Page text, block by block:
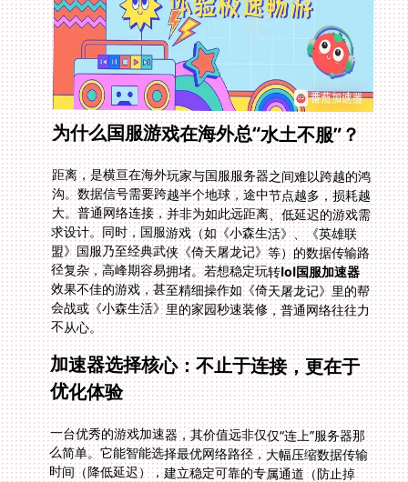
为什么国服游戏在海外总“水土不服”？
距离，是横亘在海外玩家与国服服务器之间难以跨越的鸿
沟。数据信号需要跨越半个地球，途中节点越多，损耗越
大。普通网络连接，并非为如此远距离、低延迟的游戏需
求设计。同时，国服游戏（如《小森生活》、《英雄联
盟》国服乃至经典武侠《倚天屠龙记》等）的数据传输路
径复杂，高峰期容易拥堵。若想稳定玩转lol国服加速器
效果不佳的游戏，甚至精细操作如《倚天屠龙记》里的帮
会战或《小森生活》里的家园秒速装修，普通网络往往力
不从心。
加速器选择核心：不止于连接，更在于
优化体验
一台优秀的游戏加速器，其价值远非仅仅“连上”服务器那
么简单。它能智能选择最优网络路径，大幅压缩数据传输
时间（降低延迟），建立稳定可靠的专属通道（防止掉
线），甚至在跨国传输中保障数据安全，让您在马来西
亚、日本、美国、欧洲，都能如同在国内一样顺滑操作。
在《小森生活》这类休闲社交游戏中，网络顺畅更关乎沉
浸式体验：能否实时刷新好友家园的最新设计，能否在庭